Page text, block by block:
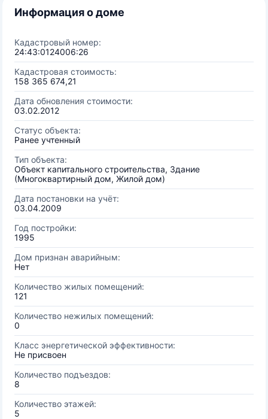
Информация о доме
Кадастровый номер:
24:43:0124006:26
Кадастровая стоимость:
158 365 674,21
Дата обновления стоимости:
03.02.2012
Статус объекта:
Ранее учтенный
Тип объекта:
Объект капитального строительства, Здание
(Многоквартирный дом, Жилой дом)
Дата постановки на учёт:
03.04.2009
Год постройки:
1995
Дом признан аварийным:
Нет
Количество жилых помещений:
121
Количество нежилых помещений:
0
Класс энергетической эффективности:
Не присвоен
Количество подъездов:
8
Количество этажей:
5